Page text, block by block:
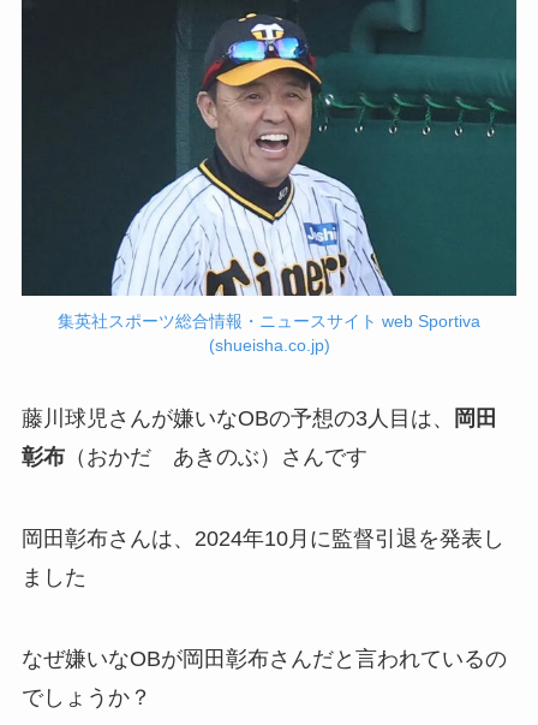
集英社スポーツ総合情報・ニュースサイト web Sportiva
(shueisha.co.jp)
藤川球児さんが嫌いなOBの予想の3人目は、
岡田
彰布（おかだ あきのぶ）さんです
岡田彰布さんは、2024年10月に監督引退を発表し
ました
なぜ嫌いなOBが岡田彰布さんだと言われているの
でしょうか？